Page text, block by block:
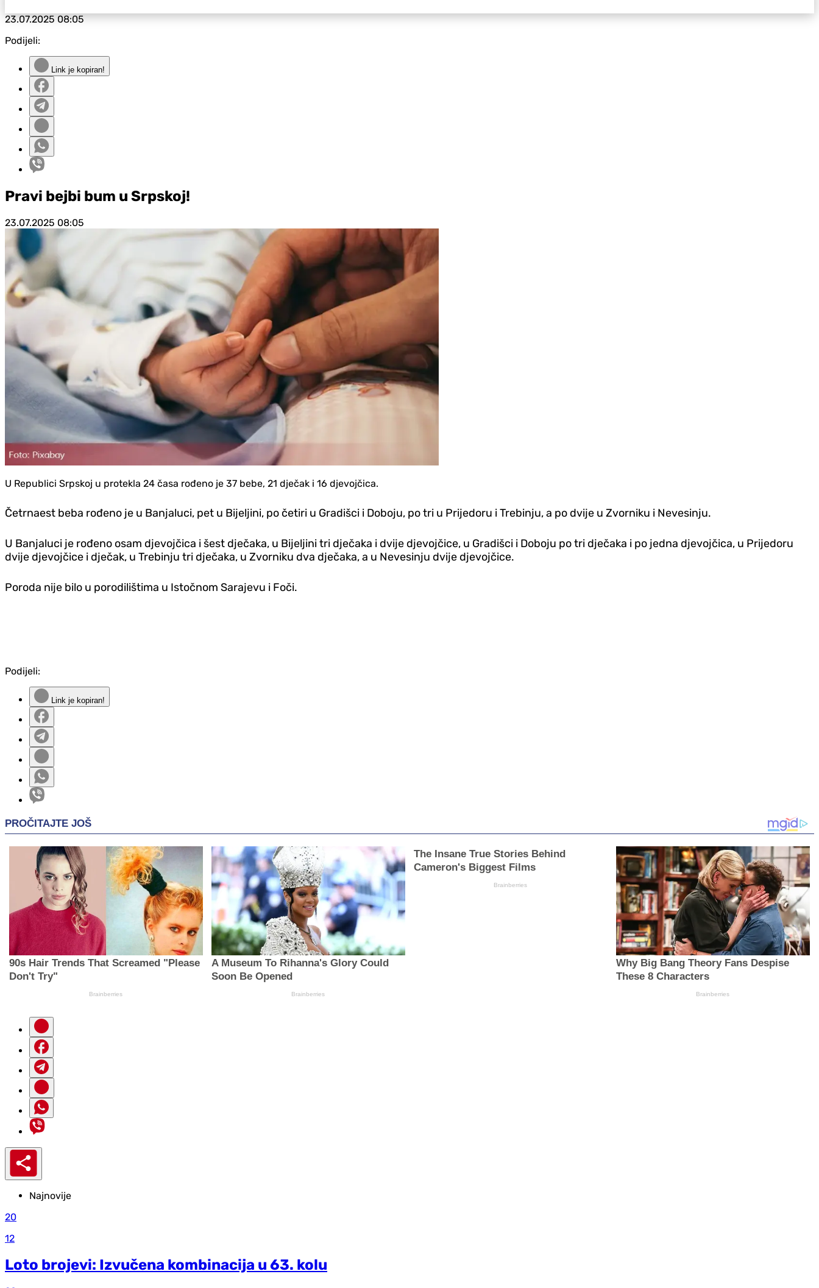
23.07.202508:05
Podijeli:
Link je kopiran!
Pravi bejbi bum u Srpskoj!
23.07.2025 08:05
U Republici Srpskoj u protekla 24 časa rođeno je 37 bebe, 21 d‌ječak i 16 d‌jevojčica.
Četrnaest beba rođeno je u Banjaluci, pet u Bijeljini, po četiri u Gradišci i Doboju, po tri u Prijedoru i Trebinju, a po dvije u Zvorniku i Nevesinju.
U Banjaluci je rođeno osam d‌jevojčica i šest d‌ječaka, u Bijeljini tri d‌ječaka i dvije d‌jevojčice, u Gradišci i Doboju po tri d‌ječaka i po jedna d‌jevojčica, u Prijedoru
dvije d‌jevojčice i d‌ječak, u Trebinju tri d‌ječaka, u Zvorniku dva d‌ječaka, a u Nevesinju dvije d‌jevojčice.
Poroda nije bilo u porodilištima u Istočnom Sarajevu i Foči.
Podijeli:
Link je kopiran!
Najnovije
20
12
Loto brojevi: Izvučena kombinacija u 63. kolu